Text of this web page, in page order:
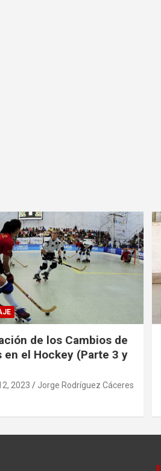
de los Cambios de
en el Hockey (Parte 3 y
2023 Jorge Rodríguez Cáceres